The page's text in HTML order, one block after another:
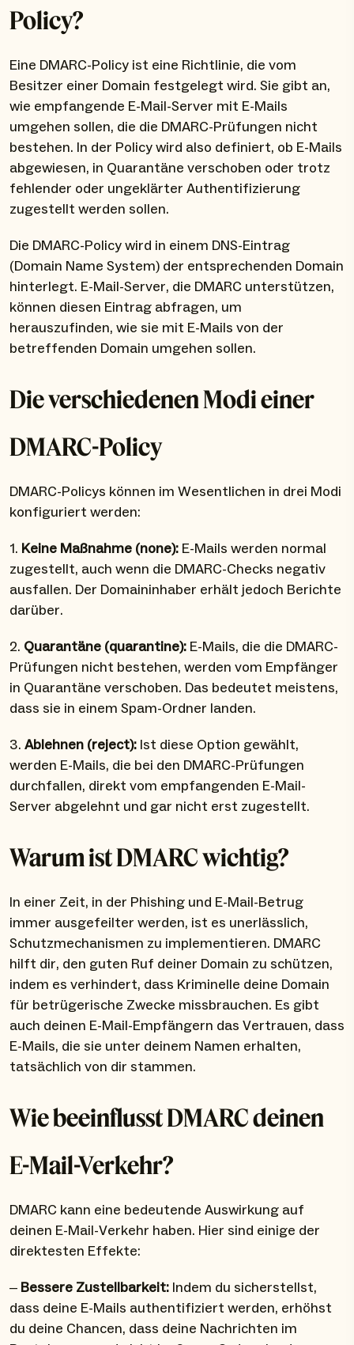
Policy?
Eine DMARC-Policy ist eine Richtlinie, die vom
Besitzer einer Domain festgelegt wird. Sie gibt an,
wie empfangende E-Mail-Server mit E-Mails
umgehen sollen, die die DMARC-Prüfungen nicht
bestehen. In der Policy wird also definiert, ob E-Mails
abgewiesen, in Quarantäne verschoben oder trotz
fehlender oder ungeklärter Authentifizierung
zugestellt werden sollen.
Die DMARC-Policy wird in einem DNS-Eintrag
(Domain Name System) der entsprechenden Domain
hinterlegt. E-Mail-Server, die DMARC unterstützen,
können diesen Eintrag abfragen, um
herauszufinden, wie sie mit E-Mails von der
betreffenden Domain umgehen sollen.
Die verschiedenen Modi einer
DMARC-Policy
DMARC-Policys können im Wesentlichen in drei Modi
konfiguriert werden:
1. Keine Maßnahme (none): E-Mails werden normal
zugestellt, auch wenn die DMARC-Checks negativ
ausfallen. Der Domaininhaber erhält jedoch Berichte
darüber.
2. Quarantäne (quarantine): E-Mails, die die DMARC-
Prüfungen nicht bestehen, werden vom Empfänger
in Quarantäne verschoben. Das bedeutet meistens,
dass sie in einem Spam-Ordner landen.
3. Ablehnen (reject): Ist diese Option gewählt,
werden E-Mails, die bei den DMARC-Prüfungen
durchfallen, direkt vom empfangenden E-Mail-
Server abgelehnt und gar nicht erst zugestellt.
Warum ist DMARC wichtig?
In einer Zeit, in der Phishing und E-Mail-Betrug
immer ausgefeilter werden, ist es unerlässlich,
Schutzmechanismen zu implementieren. DMARC
hilft dir, den guten Ruf deiner Domain zu schützen,
indem es verhindert, dass Kriminelle deine Domain
für betrügerische Zwecke missbrauchen. Es gibt
auch deinen E-Mail-Empfängern das Vertrauen, dass
E-Mails, die sie unter deinem Namen erhalten,
tatsächlich von dir stammen.
Wie beeinflusst DMARC deinen
E-Mail-Verkehr?
DMARC kann eine bedeutende Auswirkung auf
deinen E-Mail-Verkehr haben. Hier sind einige der
direktesten Effekte:
– Bessere Zustellbarkeit: Indem du sicherstellst,
dass deine E-Mails authentifiziert werden, erhöhst
du deine Chancen, dass deine Nachrichten im